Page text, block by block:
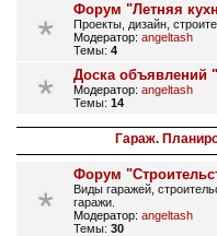
Форум "Летняя
Проекты, дизайн,
Модератор: angeltash
Темы: 4
Доска объявлений
Модератор: angeltash
Темы: 14
Гараж.
Форум
Виды гаражей,
гаражи.
Модератор: angeltash
Темы: 30